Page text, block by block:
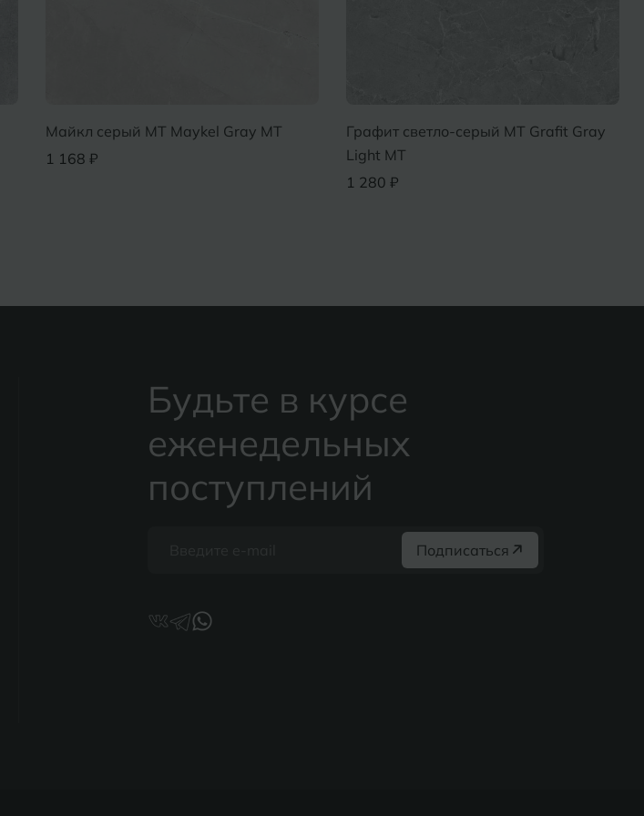
Майкл серый MT Maykel Gray МТ
1 168 ₽
Графит светло-серый MT Grafit Gray
Light МТ
1 280 ₽
Будьте в курсе
еженедельных
поступлений
Подписаться